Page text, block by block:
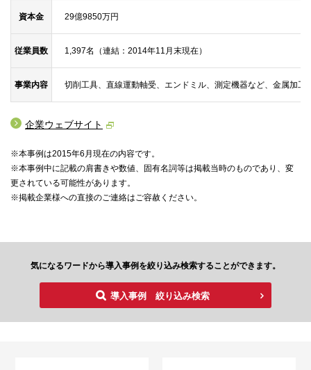
資本金 29億9850万円
従業員数 1,397名（連結：2014年11月末現在）
事業内容 切削工具、直線運動軸受、エンドミル、測定機器など、金属加工
企業ウェブサイト
※本事例は2015年6月現在の内容です。
※本事例中に記載の肩書きや数値、固有名詞等は掲載当時のものであり、変
更されている可能性があります。
※掲載企業様への直接のご連絡はご容赦ください。
気になるワードから導入事例を絞り込み検索することができます。
導入事例 絞り込み検索